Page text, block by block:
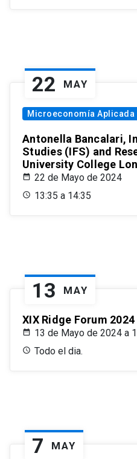
22 MAY
Microeconomía Aplicada
Antonella Bancalari,
Studies (IFS) and
University College
22 de Mayo de 2024
13:35 a 14:35
13 MAY
XIX Ridge Forum 2024
13 de Mayo de 2024 a
Todo el dia.
7 MAY